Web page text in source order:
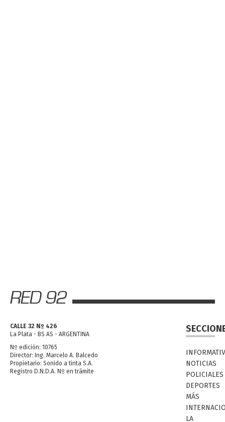
CALLE 32 Nº 426
La Plata - BS AS - ARGENTINA
Nº edición: 10765
Director: Ing. Marcelo A. Balcedo
Propietario: Sonido a tinta S.A.
Registro D.N.D.A. Nº en trámite
NOTICIAS
POLICIALES
DEPORTES
MÁS
LA